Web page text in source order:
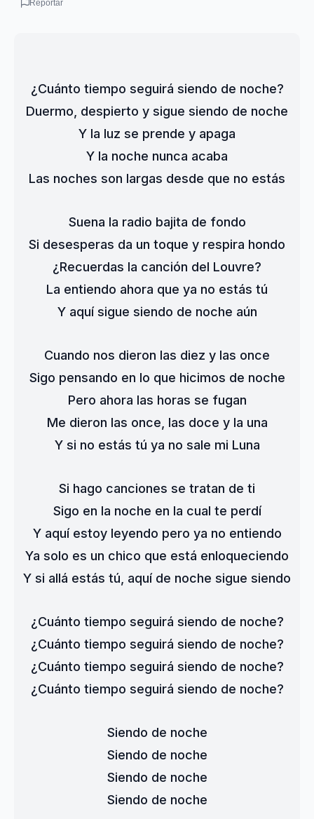
Reportar
¿Cuánto tiempo seguirá siendo de noche?
Duermo, despierto y sigue siendo de noche
Y la luz se prende y apaga
Y la noche nunca acaba
Las noches son largas desde que no estás
Suena la radio bajita de fondo
Si desesperas da un toque y respira hondo
¿Recuerdas la canción del Louvre?
La entiendo ahora que ya no estás tú
Y aquí sigue siendo de noche aún
Cuando nos dieron las diez y las once
Sigo pensando en lo que hicimos de noche
Pero ahora las horas se fugan
Me dieron las once, las doce y la una
Y si no estás tú ya no sale mi Luna
Si hago canciones se tratan de ti
Sigo en la noche en la cual te perdí
Y aquí estoy leyendo pero ya no entiendo
Ya solo es un chico que está enloqueciendo
Y si allá estás tú, aquí de noche sigue siendo
¿Cuánto tiempo seguirá siendo de noche?
¿Cuánto tiempo seguirá siendo de noche?
¿Cuánto tiempo seguirá siendo de noche?
¿Cuánto tiempo seguirá siendo de noche?
Siendo de noche
Siendo de noche
Siendo de noche
Siendo de noche